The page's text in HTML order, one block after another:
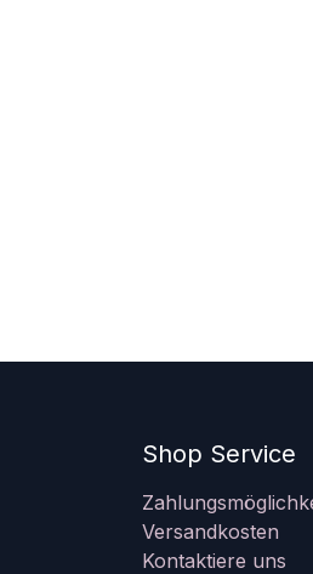
Shop Service
Versandkosten
Kontaktiere uns